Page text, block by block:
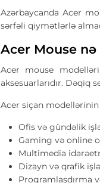
Azərbaycanda Acer
sərfəli qiymətlərlə
Acer Mouse
Acer mouse
aksesuarlarıdır.
Acer siçan
Ofis və gündəlik
Gaming və online
Multimedia
Dizayn və qrafik
Programlaşdırma